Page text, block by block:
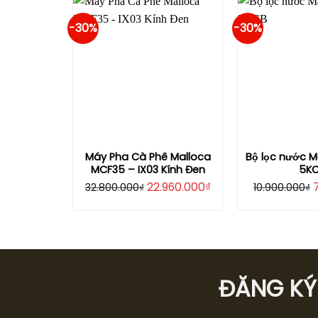
3.320.000₫.
-30%
Máy Pha Cà Phê Malloca
MCF35 – IX03 Kính Đen
32.800.000₫ Giá
22.960.000₫Giá
22.960.000₫.
-30%
Bộ lọc nước
10.900.000₫
ĐĂNG